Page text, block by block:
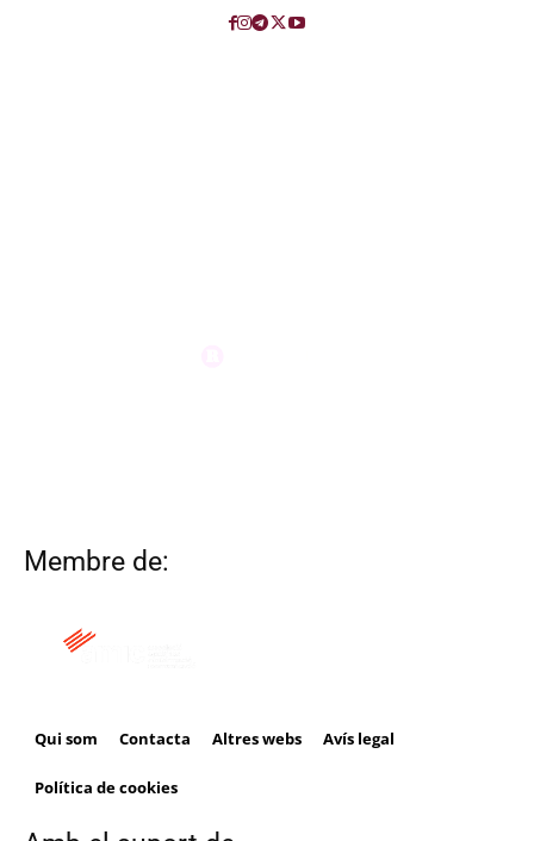
Membre de:
Qui som Contacta Altres webs Avís legal
Política de cookies